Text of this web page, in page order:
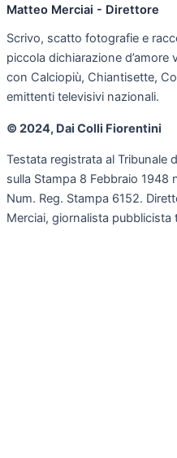
Matteo Merciai - Direttore
Scrivo, scatto fotografie e
piccola dichiarazione
con Calciopiù, Chiantisette,
emittenti televisivi nazionali.
© 2024, Dai Colli Fiorentini
Testata registrata al Tribunale
sulla Stampa 8 Febbraio 1948
Num. Reg. Stampa 6152.
Merciai, giornalista pubblicista